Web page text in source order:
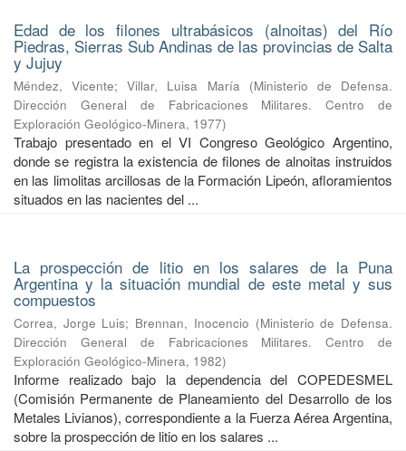
Edad de los filones ultrabásicos (alnoitas) del Río
Piedras, Sierras Sub Andinas de las provincias de Salta
y Jujuy
Méndez, Vicente;Villar, Luisa María (Ministerio de Defensa.
Dirección General de Fabricaciones Militares. Centro de
Exploración Geológico-Minera, 1977)
Trabajo presentado en el VI Congreso Geológico Argentino,
donde se registra la existencia de filones de alnoitas instruidos
en las limolitas arcillosas de la Formación Lipeón, afloramientos
situados en las nacientes del ...
La prospección de litio en los salares de la Puna
Argentina y la situación mundial de este metal y sus
compuestos
Correa, Jorge Luis; Brennan, Inocencio (Ministerio de Defensa.
Dirección General de Fabricaciones Militares. Centro de
Exploración Geológico-Minera, 1982)
Informe realizado bajo la dependencia del COPEDESMEL
(Comisión Permanente de Planeamiento del Desarrollo de los
Metales Livianos), correspondiente a la Fuerza Aérea Argentina,
sobre la prospección de litio en los salares ...